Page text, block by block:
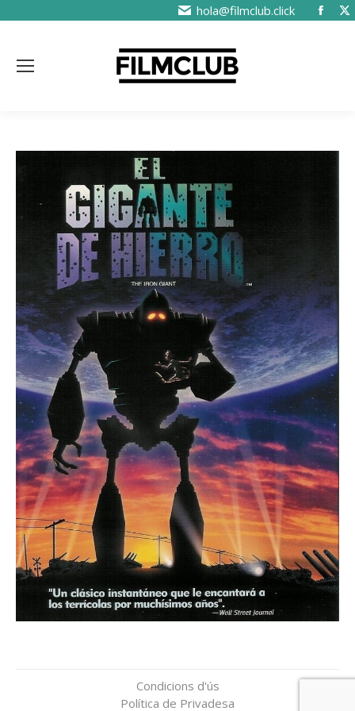
hola@filmclub.click
Condicions d'ús
Política de Privadesa